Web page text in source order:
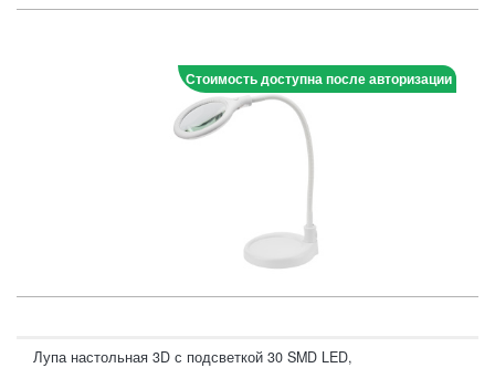
Стоимость доступна после авторизации
Лупа настольная 3D с подсветкой 30 SMD LED,